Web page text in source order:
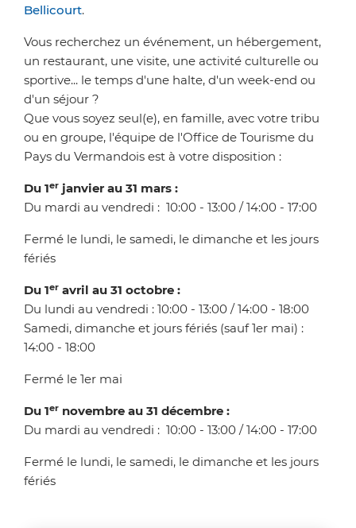
état. Merci de votre compréhension.
Bellicourt.
Vous recherchez un événement, un hébergement,
un restaurant, une visite, une activité culturelle ou
sportive... le temps d'une halte, d'un week-end ou
d'un séjour ?
Que vous soyez seul(e), en famille, avec votre tribu
ou en groupe, l'équipe de l'Office de Tourisme du
Pays du Vermandois est à votre disposition :
Du 1er janvier au 31 mars :
Du mardi au vendredi : 10:00 - 13:00 / 14:00 - 17:00
Fermé le lundi, le samedi, le dimanche et les jours
fériés
Du 1er avril au 31 octobre :
Du lundi au vendredi : 10:00 - 13:00 / 14:00 - 18:00
Samedi, dimanche et jours fériés (sauf 1er mai) :
14:00 - 18:00
Fermé le 1er mai
Du 1er novembre au 31 décembre :
Du mardi au vendredi : 10:00 - 13:00 / 14:00 - 17:00
Fermé le lundi, le samedi, le dimanche et les jours
fériés